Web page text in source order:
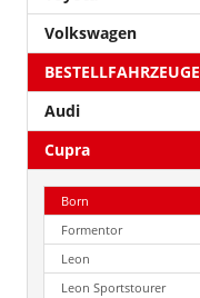
Volkswagen
BESTELLFAHRZEUGE
Audi
Cupra
Born
Formentor
Leon
Leon Sportstourer